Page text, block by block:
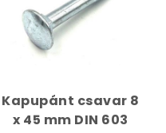
Kapupánt csavar 8
x 45 mm DIN 603